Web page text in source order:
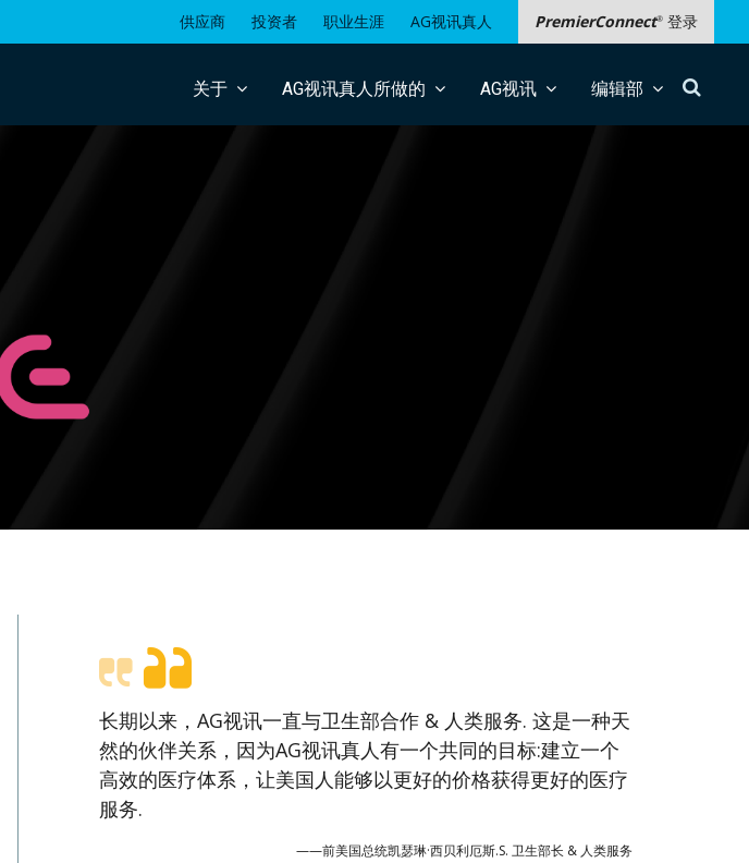
供应商 投资者 职业生涯 AG视讯真人 PremierConnect® 登录
关于 AG视讯真人所做的 AG视讯 编辑部
长期以来，AG视讯一直与卫生部合作 & 人类服务. 这是一种天
然的伙伴关系，因为AG视讯真人有一个共同的目标:建立一个
高效的医疗体系，让美国人能够以更好的价格获得更好的医疗
服务.
——前美国总统凯瑟琳·西贝利厄斯.S. 卫生部长 & 人类服务